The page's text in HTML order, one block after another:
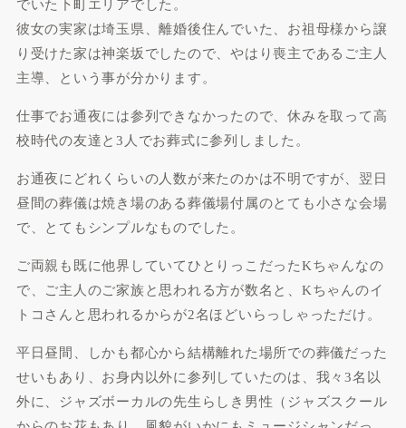
でいた下町エリアでした。
彼女の実家は埼玉県、離婚後住んでいた、お祖母様から譲
り受けた家は神楽坂でしたので、やはり喪主であるご主人
主導、という事が分かります。
仕事でお通夜には参列できなかったので、休みを取って高
校時代の友達と3人でお葬式に参列しました。
お通夜にどれくらいの人数が来たのかは不明ですが、翌日
昼間の葬儀は焼き場のある葬儀場付属のとても小さな会場
で、とてもシンプルなものでした。
ご両親も既に他界していてひとりっこだったKちゃんなの
で、ご主人のご家族と思われる方が数名と、Kちゃんのイ
トコさんと思われるからが2名ほどいらっしゃっただけ。
平日昼間、しかも都心から結構離れた場所での葬儀だった
せいもあり、お身内以外に参列していたのは、我々3名以
外に、ジャズボーカルの先生らしき男性（ジャズスクール